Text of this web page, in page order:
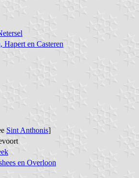
Hapert en Casteren
Sint Anthonis]
en Overloon